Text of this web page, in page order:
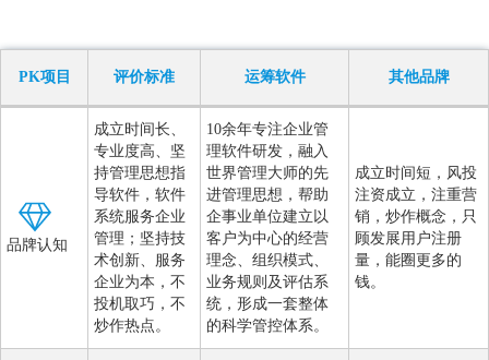
PK项目 评价标准 运筹软件 其他品牌
品牌认知
成立时间长、
专业度高、坚
持管理思想指
导软件，软件
系统服务企业
管理；坚持技
术创新、服务
企业为本，不
投机取巧，不
炒作热点。
10余年专注企业管
理软件研发，融入
世界管理大师的先
进管理思想，帮助
企事业单位建立以
客户为中心的经营
理念、组织模式、
业务规则及评估系
统，形成一套整体
的科学管控体系。
成立时间短，风投
注资成立，注重营
销，炒作概念，只
顾发展用户注册
量，能圈更多的
钱。